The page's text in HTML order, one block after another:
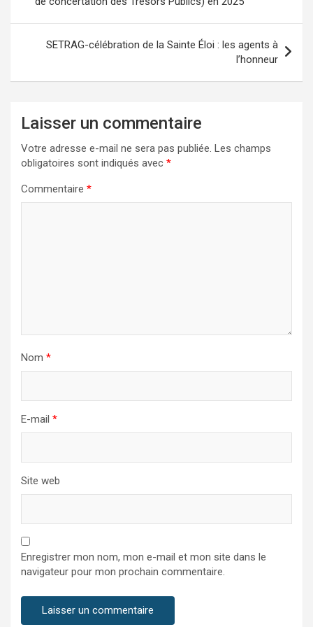
l’article
SETRAG-célébration de la Sainte Éloi : les agents à
l’honneur
Laisser un commentaire
Votre adresse e-mail ne sera pas publiée. Les champs
obligatoires sont indiqués avec *
Commentaire *
Nom *
E-mail *
Site web
Enregistrer mon nom, mon e-mail et mon site dans le
navigateur pour mon prochain commentaire.